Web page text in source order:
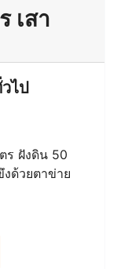
า
งดิน 50 ซม.
ตาข่ายไวน์